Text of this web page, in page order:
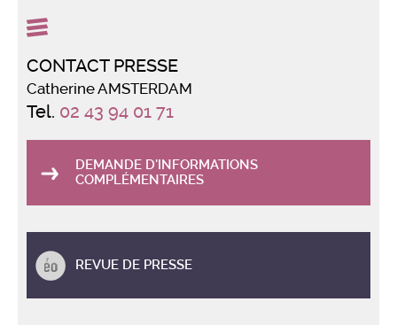
CONTACT PRESSE
Catherine AMSTERDAM
Tel. 02 43 94 01 71
DEMANDE D'INFORMATIONS
COMPLÉMENTAIRES
REVUE DE PRESSE